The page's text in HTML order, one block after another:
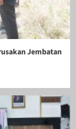
Jembatan